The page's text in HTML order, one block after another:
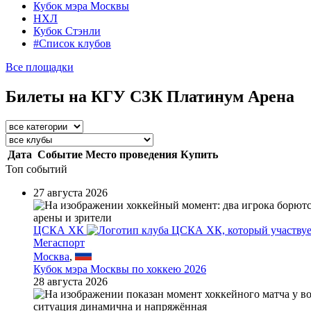
Кубок мэра Москвы
НХЛ
Кубок Стэнли
#Список клубов
Все площадки
Билеты на КГУ СЗК Платинум Арена
Дата Событие Место проведения Купить
Топ событий
27 августа 2026
ЦСКА ХК
Мегаспорт
Москва,
Кубок мэра Москвы по хоккею 2026
28 августа 2026